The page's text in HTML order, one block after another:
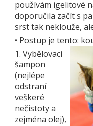
používám igelitové
doporučila začít s
srst tak neklouže,
• Postup je tento:
1. Vybělovací
šampon
(nejlépe
odstraní
veškeré
nečistoty a
zejména olej),